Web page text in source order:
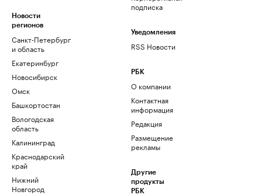
Новости
регионов
Санкт-Петербург
и область
Екатеринбург
Новосибирск
Омск
Башкортостан
Вологодская
область
Калининград
Краснодарский
край
Нижний
Новгород
подписка
Уведомления
RSS Новости
РБК
О компании
Контактная
информация
Редакция
Размещение
рекламы
Другие
продукты
РБК